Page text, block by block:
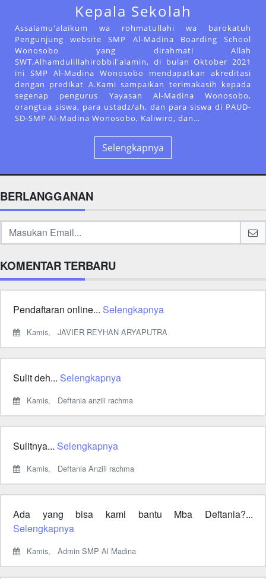
Kepala Sekolah
Assalamu'alaikum wa rohmatullahi wa barokatuh
Pengunjung website SMP Al-Madina Boarding School
Wonosobo yang dirahmati Allah
SWT,Alhamdulillahirobbil'alamin, di bulan Oktober 2021
ini SMP Al-Madina Wonosobo mendapatkan akreditasi
dengan predikat A.Kami sampaikan terimakasih kepada
segenap pengurus Yayasan Al-Madina Wonosobo,
orangtua siswa, para ustadz/ah, dan para siswa di PAUD-
SD-SMP Al-Madina Wonosobo, Kaliwiro, dan…
Selengkapnya
BERLANGGANAN
KOMENTAR TERBARU
Pendaftaran online... Selengkapnya
Kamis, JAVIER REYHAN ARYAPUTRA
Sulit deh... Selengkapnya
Kamis, Deftania anzili rachma
Sulitnya... Selengkapnya
Kamis, Deftania Anzili rachma
Ada yang bisa kami bantu Mba Deftania?...
Selengkapnya
Kamis, Admin SMP Al Madina